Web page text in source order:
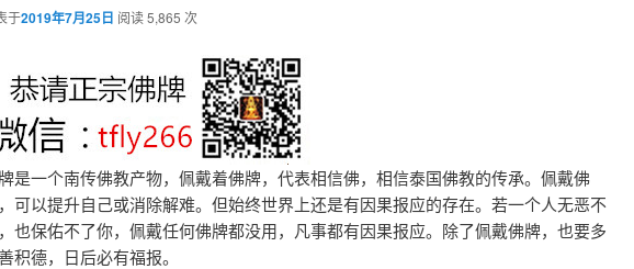
于2019年7月25日 阅读 5,865 次
是一个南传佛教产物，佩戴着佛牌，代表相信佛，相信泰国佛教的传承。佩戴佛
可以提升自己或消除解难。但始终世界上还是有因果报应的存在。若一个人无恶不
也保佑不了你，佩戴任何佛牌都没用，凡事都有因果报应。除了佩戴佛牌，也要多
积德，日后必有福报。